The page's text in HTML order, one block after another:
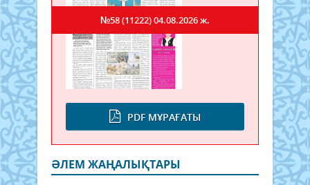
PDF МҰРАҒАТЫ
№58 (11222)04.08.2026 ж.
ӘЛЕМ ЖАҢАЛЫҚТАРЫ